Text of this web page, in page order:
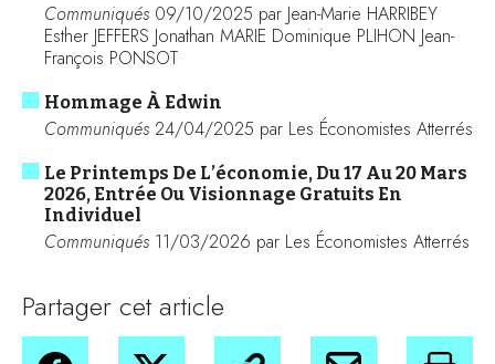
Communiqués 09/10/2025 par Jean-Marie HARRIBEY
Esther JEFFERS Jonathan MARIE Dominique PLIHON Jean-
François PONSOT
Hommage À Edwin
Communiqués 24/04/2025 par Les Économistes Atterrés
Le Printemps De L’économie, Du 17 Au 20 Mars
2026, Entrée Ou Visionnage Gratuits En
Individuel
Communiqués 11/03/2026 par Les Économistes Atterrés
Partager cet article